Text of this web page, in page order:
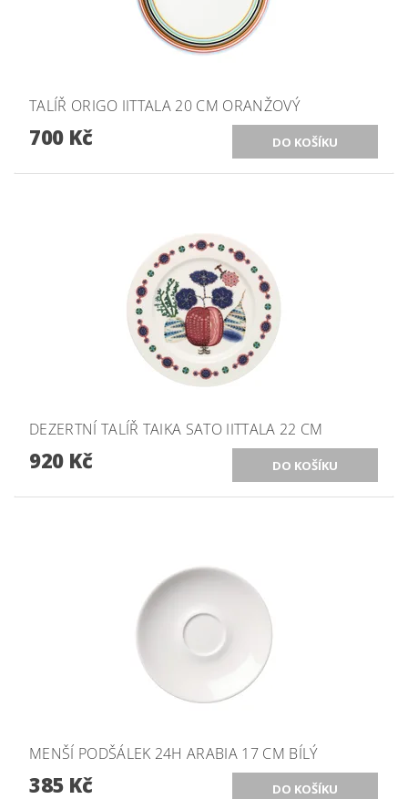
TALÍŘ ORIGO IITTALA 20 CM ORANŽOVÝ
700 Kč
DEZERTNÍ TALÍŘ TAIKA SATO IITTALA 22 CM
920 Kč
MENŠÍ PODŠÁLEK 24H ARABIA 17 CM BÍLÝ
385 Kč